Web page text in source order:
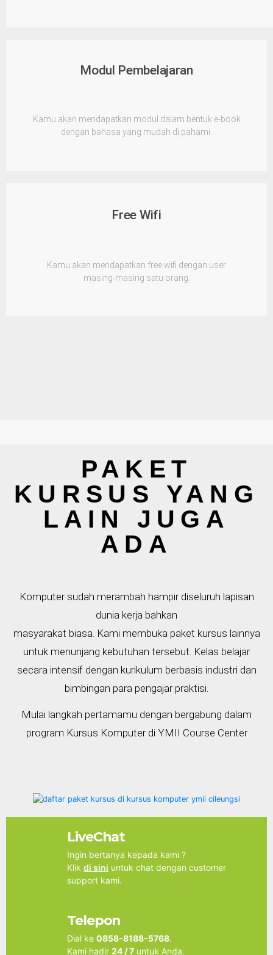
Modul Pembelajaran
Kamu akan mendapatkan modul dalam bentuk e-book
dengan bahasa yang mudah di pahami.
Free Wifi
Kamu akan mendapatkan free wifi dengan user
masing-masing satu orang.
PAKET
KURSUS YANG
LAIN JUGA
ADA
Komputer sudah merambah hampir diseluruh lapisan
dunia kerja bahkan
masyarakat biasa. Kami membuka paket kursus lainnya
untuk menunjang kebutuhan tersebut. Kelas belajar
secara intensif dengan kurikulum berbasis industri dan
bimbingan para pengajar praktisi.
Mulai langkah pertamamu dengan bergabung dalam
program Kursus Komputer di YMII Course Center
LiveChat
Ingin bertanya kepada kami ?
Klik di sini untuk chat dengan customer
support kami.
Telepon
Dial ke 0858-8188-5768.
Kami hadir 24 / 7 untuk Anda.